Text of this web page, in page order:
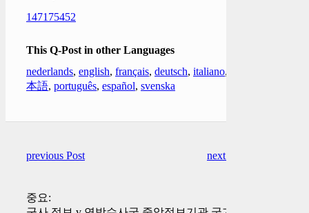
147175452
This Q-Post in other Languages
nederlands, english, français, deutsch, italiano,
本語, português, español, svenska
previous Post next Post
중요: